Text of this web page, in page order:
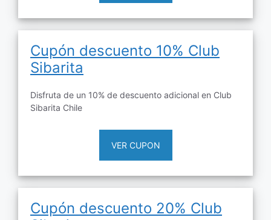
Cupón descuento 10% Club
Sibarita
Disfruta de un 10% de descuento adicional en Club
Sibarita Chile
VER CUPON
Cupón descuento 20% Club